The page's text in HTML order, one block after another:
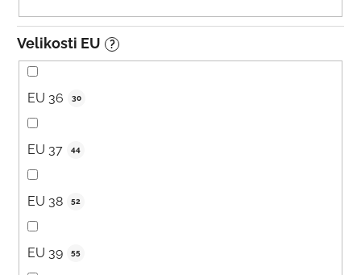
Velikosti EU ?
EU 36 30
EU 37 44
EU 38 52
EU 39 55